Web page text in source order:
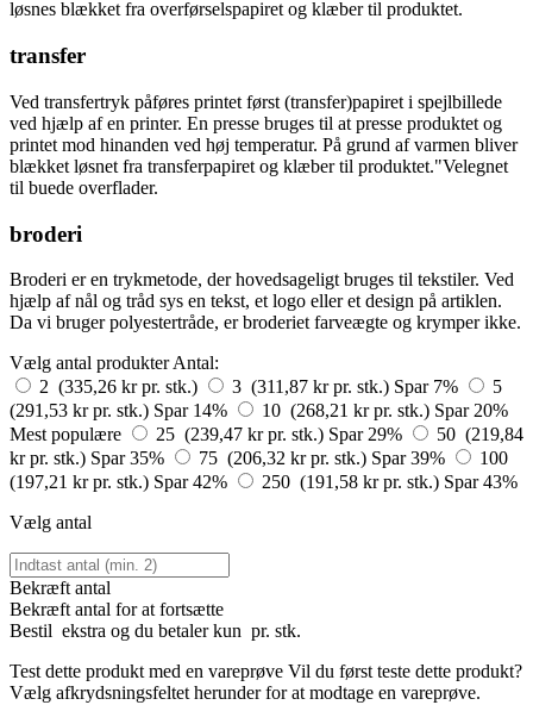
løsnes blækket fra overførselspapiret og klæber til produktet.
transfer
Ved transfertryk påføres printet først (transfer)papiret i spejlbillede
ved hjælp af en printer. En presse bruges til at presse produktet og
printet mod hinanden ved høj temperatur. På grund af varmen bliver
blækket løsnet fra transferpapiret og klæber til produktet."Velegnet
til buede overflader.
broderi
Broderi er en trykmetode, der hovedsageligt bruges til tekstiler. Ved
hjælp af nål og tråd sys en tekst, et logo eller et design på artiklen.
Da vi bruger polyestertråde, er broderiet farveægte og krymper ikke.
Vælg antal produkter Antal:
2 (335,26 kr pr. stk.)
3 (311,87 kr pr. stk.) Spar 7%
5
(291,53 kr pr. stk.) Spar 14% 10 (268,21 kr pr. stk.) Spar 20%
Mest populære
25 (239,47 kr pr. stk.) Spar 29%
50 (219,84
kr pr. stk.) Spar 35% 75 (206,32 kr pr. stk.) Spar 39%
100
(197,21 kr pr. stk.) Spar 42% 250 (191,58 kr pr. stk.) Spar 43%
Vælg antal
Bekræft antal
Bekræft antal for at fortsætte
Bestil ekstra og du betaler kun pr. stk.
Test dette produkt med en vareprøve Vil du først teste dette produkt?
Vælg afkrydsningsfeltet herunder for at modtage en vareprøve.